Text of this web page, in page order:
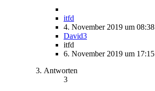
itfd
4. November 2019 um 08:38
David3
itfd
6. November 2019 um 17:15
Antworten
3